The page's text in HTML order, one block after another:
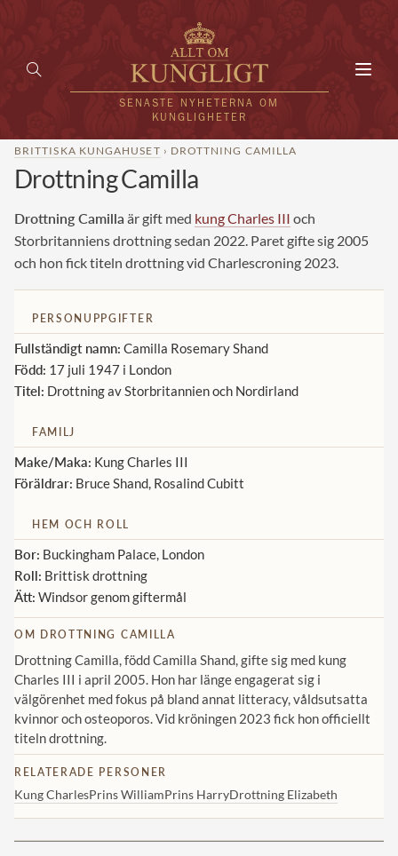
SENASTE NYHETERNA OM
KUNGLIGHETER
HEM
KUNGAFAMILJEN
UTLÄNDSKT
VÄRLDENS KUNGAHUS
Svenska kungahuset
Brittiska kungahuset
Danska kungahuset
Spanska kungahuset
Belgiska kungahuset
Jordanska kungahuset
Thailändska kungahuset
Marockanska kungahuset
BRITTISKA KUNGAHUSET › DROTTNING CAMILLA
Drottning Camilla
Drottning Camilla är gift med kung Charles III och
Storbritanniens drottning sedan 2022. Paret gifte sig 2005
och hon fick titeln drottning vid Charlescroning 2023.
PERSONUPPGIFTER
Fullständigt namn: Camilla Rosemary Shand
Född: 17 juli 1947 i London
Titel: Drottning av Storbritannien och Nordirland
FAMILJ
Make/Maka: Kung Charles III
Föräldrar: Bruce Shand, Rosalind Cubitt
HEM OCH ROLL
Bor: Buckingham Palace, London
Roll: Brittisk drottning
Ätt: Windsor genom giftermål
OM DROTTNING CAMILLA
Drottning Camilla, född Camilla Shand, gifte sig med kung
Charles III i april 2005. Hon har länge engagerat sig i
välgörenhet med fokus på bland annat litteracy, våldsutsatta
kvinnor och osteoporos. Vid kröningen 2023 fick hon officiellt
titeln drottning.
RELATERADE PERSONER
Kung CharlesPrins WilliamPrins HarryDrottning Elizabeth